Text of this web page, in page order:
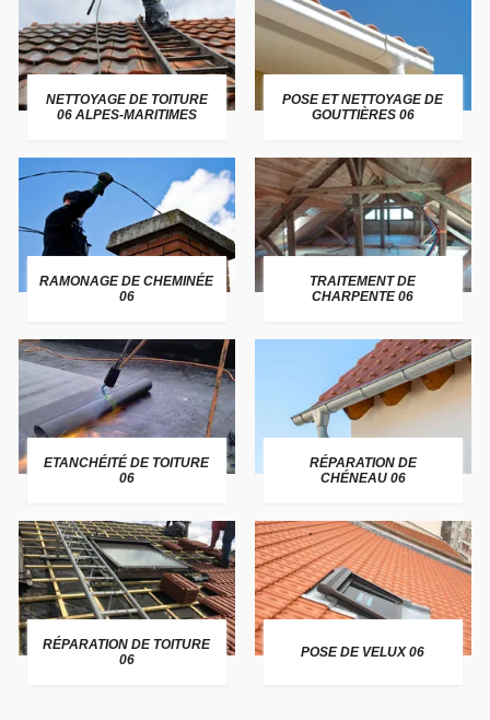
NETTOYAGE DE TOITURE
06 ALPES-MARITIMES
POSE ET NETTOYAGE DE
GOUTTIÈRES 06
RAMONAGE DE CHEMINÉE
06
TRAITEMENT DE
CHARPENTE 06
ETANCHÉITÉ DE TOITURE
06
RÉPARATION DE
CHÉNEAU 06
RÉPARATION DE TOITURE
06
POSE DE VELUX 06